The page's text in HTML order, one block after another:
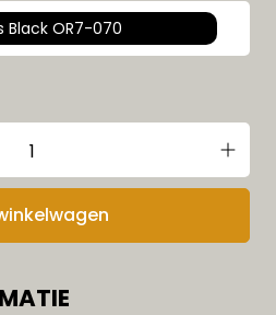
Black OR7-070